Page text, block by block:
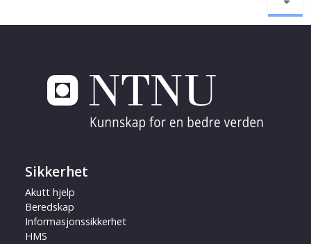
Sikkerhet
Akutt hjelp
Beredskap
Informasjonssikkerhet
HMS